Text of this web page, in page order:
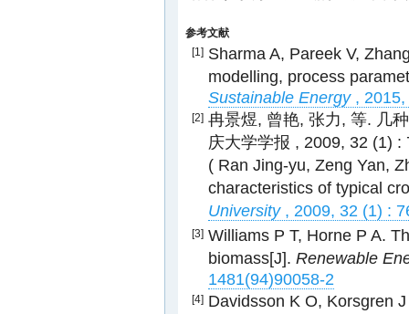
参考文献
[1] Sharma A, Pareek V,
modelling, process
Sustainable Energy, 2015,
[2] 冉景煜, 曾艳, 张力, 等. 几
庆大学学报 , 2009, 32 (1) :
( Ran Jing-yu, Zeng Yan,
characteristics of typical
University, 2009, 32 (1) :
[3] Williams P T, Horne P A.
biomass[J]. Renewable
1481(94)90058-2
[4] Davidsson K O, Korsgren